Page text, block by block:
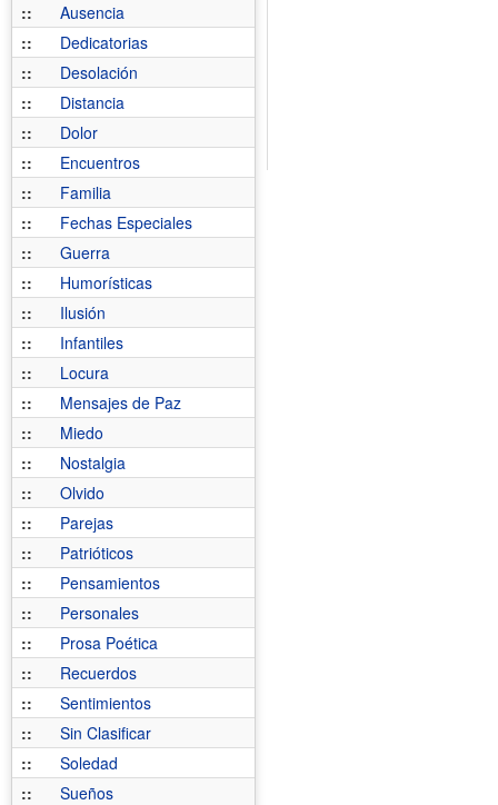
::
Ausencia
::
Dedicatorias
::
Desolación
::
Distancia
::
Dolor
::
Encuentros
::
Familia
::
Fechas Especiales
::
Guerra
::
Humorísticas
::
Ilusión
::
Infantiles
::
Locura
::
Mensajes de Paz
::
Miedo
::
Nostalgia
::
Olvido
::
Parejas
::
Patrióticos
::
Pensamientos
::
Personales
::
Prosa Poética
::
Recuerdos
::
Sentimientos
::
Sin Clasificar
::
Soledad
::
Sueños